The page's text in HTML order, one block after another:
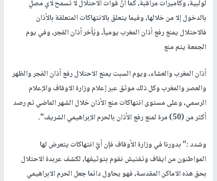
لولبية، وكاميرات مراقبة، كما أنَّ قوات الاحتلال لا تسمح لأي مصلٍ
بالدخول إلا من خلالها، وفيما يتعلق بالانتهاكات المتعلقة بالأذان
فالاحتلال يمنع رفع أذان المغرب يومياً، ويُأخر أذان الفجر، وفي يوم
الجمعة يتم منع
أذان المغرب والعشاء، ويوم السبت يمنع الاحتلال رفع أذان الفجر والظهر
والعصر والمغرب وكل ذلك موثق عبر إعلام وزارة الاوقاف والإعلام
الرسمي، وعلى مستوى انتهاكات منع الأذان خلال الشهر الماضي تم رصد
أكثر من (50) مرة لمنع رفع الأذان بالحرم الإبراهيمي الشريف".
وشدد :" بدورنا في وزارة الأوقاف فإن أيَّ انتهاكات يتعرض لها
المواطنون من ايقاف وتفتيش نقوم بتوثيقها، لكشف عربدة الاحتلال
بحق هذه الاماكن المقدسة، فهو يحاول دائما جعل الحرم الابراهيمي